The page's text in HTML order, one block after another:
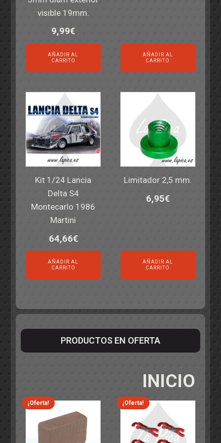
visible 19mm.
9,99€
AÑADIR AL
CARRITO
AÑADIR AL
CARRITO
Kit 1/24 Lancia
Delta S4
Montecarlo 1986
Martini
64,66€
AÑADIR AL
CARRITO
Limitador 2,5 mm.
6,95€
AÑADIR AL
CARRITO
PRODUCTOS EN OFERTA
INICIO
¡Oferta! ¡Oferta!